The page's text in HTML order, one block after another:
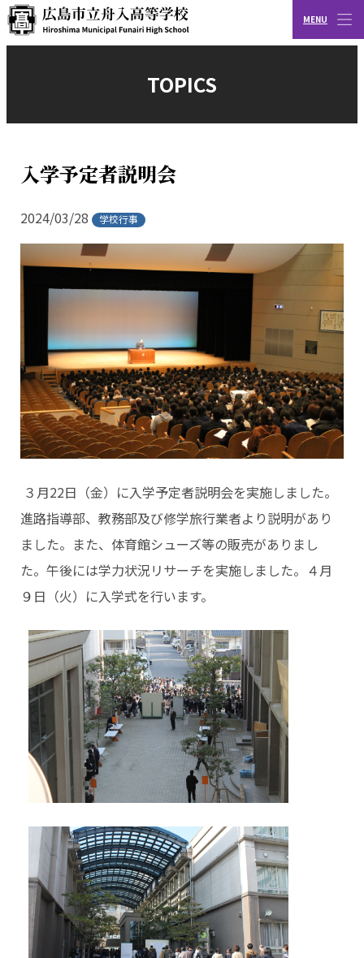
広島市立舟入高等学校
TOPICS
入学予定者説明会
2024/03/28 学校行事
３月22日（金）に入学予定者説明会を実施しました。
進路指導部、教務部及び修学旅行業者より説明があり
ました。また、体育館シューズ等の販売がありまし
た。午後には学力状況リサーチを実施しました。４月
９日（火）に入学式を行います。
MENU